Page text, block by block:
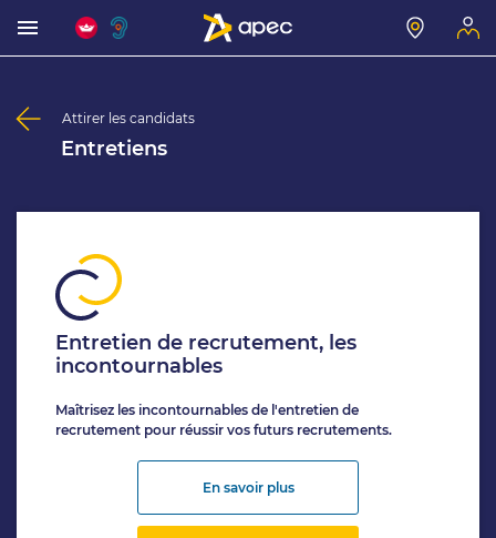
Attirer les candidats
Entretiens
Entretien de recrutement, les
incontournables
Maîtrisez les incontournables de l'entretien de
recrutement pour réussir vos futurs recrutements.
En savoir plus